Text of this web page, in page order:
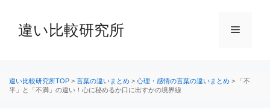
へ
違い比較研究所 メ
違い比較研究所TOP > 言葉の違いまとめ > 心理・感情の言葉の違いまとめ >
「不
平」と「不満」の違い！心に秘めるか口に出すかの境界線